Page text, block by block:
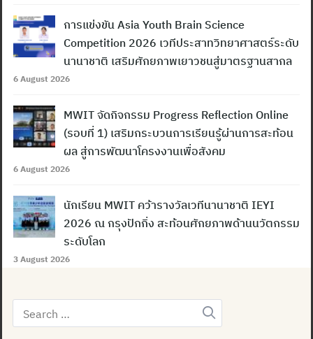
การแข่งขัน Asia Youth Brain Science
Competition 2026 เวทีประสาทวิทยาศาสตร์ระดับ
นานาชาติ เสริมศักยภาพเยาวชนสู่มาตรฐานสากล
6 August 2026
MWIT จัดกิจกรรม Progress Reflection Online
(รอบที่ 1) เสริมกระบวนการเรียนรู้ผ่านการสะท้อน
ผล สู่การพัฒนาโครงงานเพื่อสังคม
6 August 2026
นักเรียน MWIT คว้ารางวัลเวทีนานาชาติ IEYI
2026 ณ กรุงปักกิ่ง สะท้อนศักยภาพด้านนวัตกรรม
ระดับโลก
3 August 2026
Search
for: